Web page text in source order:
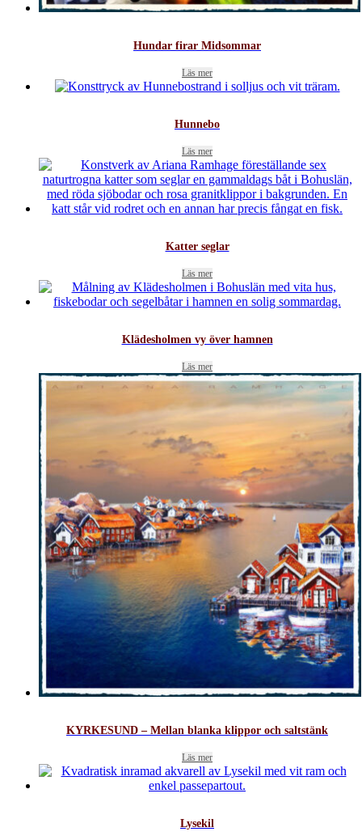
Hundar firar Midsommar
Läs mer
Hunnebo
Läs mer
Katter seglar
Läs mer
Klädesholmen vy över hamnen
Läs mer
KYRKESUND – Mellan blanka klippor och saltstänk
Läs mer
Lysekil